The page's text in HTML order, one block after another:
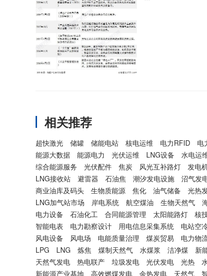
相关推荐
超快激光 储罐 储能电站 核电运维 电力RFID 电
能源大数据
能源电力 光伏运维 LNG设备 水电运
综合能源服务
光伏配件 焦炭 风光互补路灯 发电
LNG接收站
避雷器 石油焦 潮汐发电设施 沼气发
商业油库及码头
生物质能源 焦化 油气储备 光热
LNG加气站市场
岸电系统 航空煤油 生物天然气
电力设备
石油化工 合同能源管理 太阳能路灯 核
智能电表
电力勘察设计 用电信息采集系统 电站空
风电设备
风电场 电能质量治理 煤炭贸易 电力物
LPG
LNG 炼焦 煤制天然气 水煤浆 洁净煤 新
天然气发电
热电联产 垃圾发电 光伏发电 光热
新能源产业基地
高效燃煤发电 余热发电 天然气